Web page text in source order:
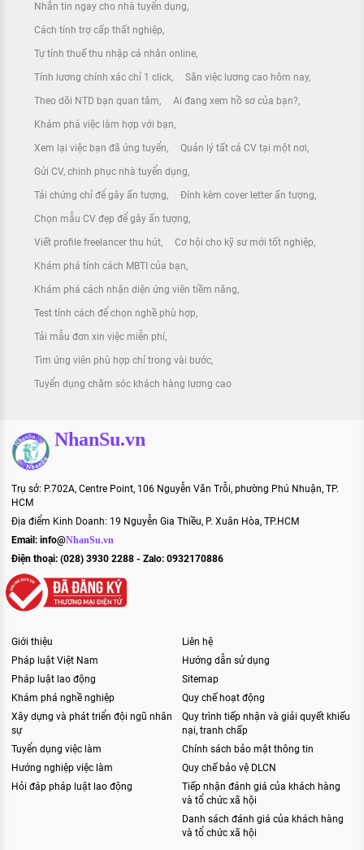
Nhắn tin ngay cho nhà tuyển dụng
Cách tính trợ cấp thất nghiệp
Tự tính thuế thu nhập cá nhân online
Tính lương chính xác chỉ 1 click Săn việc lương cao hôm nay
Theo dõi NTD bạn quan tâm Ai đang xem hồ sơ của bạn?
Khám phá việc làm hợp với bạn
Xem lại việc bạn đã ứng tuyển Quản lý tất cả CV tại một nơi
Gửi CV, chinh phục nhà tuyển dụng
Tải chứng chỉ để gây ấn tượng Đính kèm cover letter ấn tượng
Chọn mẫu CV đẹp để gây ấn tượng
Viết profile freelancer thu hút Cơ hội cho kỹ sư mới tốt nghiệp
Khám phá tính cách MBTI của bạn
Khám phá cách nhận diện ứng viên tiềm năng
Test tính cách để chọn nghề phù hợp
Tải mẫu đơn xin việc miễn phí
Tìm ứng viên phù hợp chỉ trong vài bước
Tuyển dụng chăm sóc khách hàng lương cao
NhanSu.vn
Trụ sở: P.702A, Centre Point, 106 Nguyễn Văn Trỗi, phường Phú Nhuận, TP.
HCM
Địa điểm Kinh Doanh: 19 Nguyễn Gia Thiều, P. Xuân Hòa, TP.HCM
Email: info@NhanSu.vn
Điện thoại: (028) 3930 2288 - Zalo: 0932170886
Giới thiệu
Pháp luật Việt Nam
Pháp luật lao động
Khám phá nghề nghiệp
Xây dựng và phát triển đội ngũ nhân
sự
Tuyển dụng việc làm
Hướng nghiệp việc làm
Hỏi đáp pháp luật lao động
Liên hệ
Hướng dẫn sử dụng
Sitemap
Quy chế hoạt động
Quy trình tiếp nhận và giải quyết khiếu
nại, tranh chấp
Chính sách bảo mật thông tin
Quy chế bảo vệ DLCN
Tiếp nhận đánh giá của khách hàng
và tổ chức xã hội
Danh sách đánh giá của khách hàng
và tổ chức xã hội